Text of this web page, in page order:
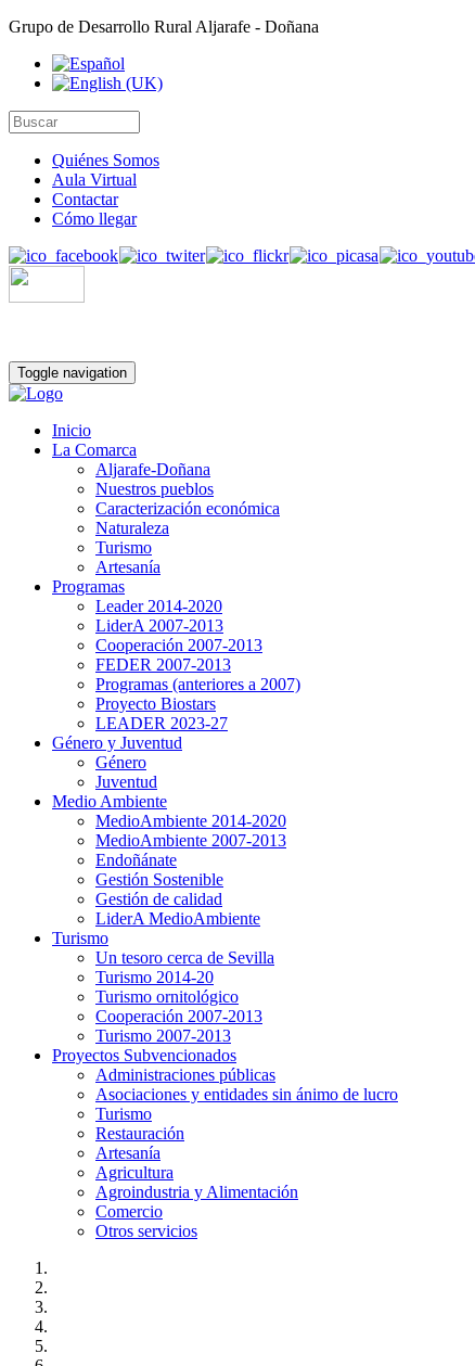
Grupo de Desarrollo Rural Aljarafe - Doñana
Quiénes Somos
Aula Virtual
Contactar
Cómo llegar
Toggle navigation
Inicio
La Comarca
Aljarafe-Doñana
Nuestros pueblos
Caracterización económica
Naturaleza
Turismo
Artesanía
Programas
Leader 2014-2020
LiderA 2007-2013
Cooperación 2007-2013
FEDER 2007-2013
Programas (anteriores a 2007)
Proyecto Biostars
LEADER 2023-27
Género y Juventud
Género
Juventud
Medio Ambiente
MedioAmbiente 2014-2020
MedioAmbiente 2007-2013
Endoñánate
Gestión Sostenible
Gestión de calidad
LiderA MedioAmbiente
Turismo
Un tesoro cerca de Sevilla
Turismo 2014-20
Turismo ornitológico
Cooperación 2007-2013
Turismo 2007-2013
Proyectos Subvencionados
Administraciones públicas
Asociaciones y entidades sin ánimo de lucro
Turismo
Restauración
Artesanía
Agricultura
Agroindustria y Alimentación
Comercio
Otros servicios